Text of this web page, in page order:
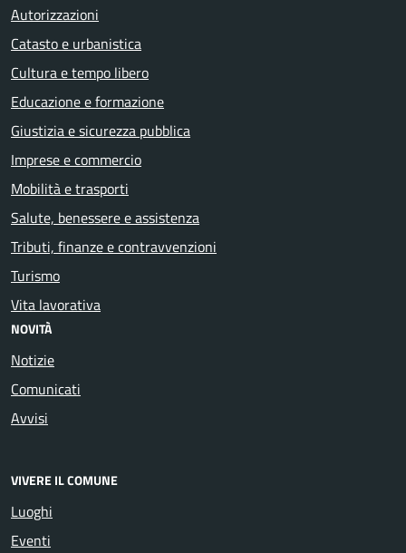
Autorizzazioni
Catasto e urbanistica
Cultura e tempo libero
Educazione e formazione
Giustizia e sicurezza pubblica
Imprese e commercio
Mobilità e trasporti
Salute, benessere e assistenza
Tributi, finanze e contravvenzioni
Turismo
Vita lavorativa
NOVITÀ
Notizie
Comunicati
Avvisi
VIVERE IL COMUNE
Luoghi
Eventi